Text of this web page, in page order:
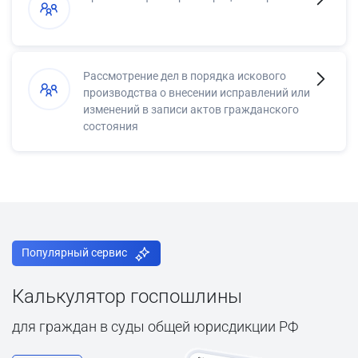
Рассмотрение дел в порядка искового
производства о внесении исправлений или
изменений в записи актов гражданского
состояния
Популярный сервис
Калькулятор госпошлины
для граждан в суды общей юрисдикции РФ